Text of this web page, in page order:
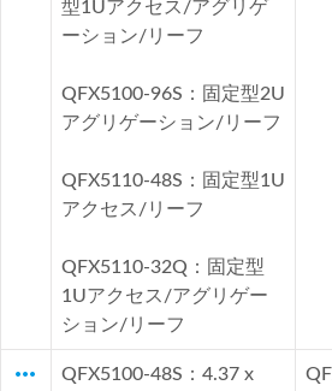
型1Uアクセス/アグリゲ
ーション/リーフ
QFX5100-96S：固定型2U
アグリゲーション/リーフ
QFX5110-48S：固定型1U
アクセス/リーフ
QFX5110-32Q：固定型
1Uアクセス/アグリゲー
ション/リーフ
more_horiz
QFX5100-48S：4.37 x